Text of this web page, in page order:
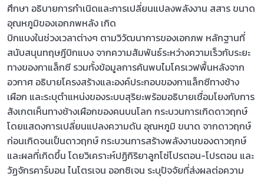
ศึกษา อธิบายการกำเนิดและการเปลี่ยนแปลงพลังงาน สสาร ขนาด
อุณหภูมิของเอกภพหลัง เกิด
บิกแบงในช่วงเวลาต่างๆ ตามวิวัฒนาการของเอกภพ หลักฐานที่
สนับสนุนทฤษฎีบิกแบง จากความสัมพันธ์ระหว่างความเร็วกับระยะ
ทางของกาแล็กซี รวมทั้งข้อมูลการค้นพบไมโครเวฟพื้นหลังจาก
อวกาศ อธิบายโครงสร้างและองค์ประกอบของกาแล็กซีทางช้าง
เผือก และระบุตำแหน่งของระบบสุริยะพร้อมอธิบายเชื่อมโยงกับการ
สังเกตเห็นทางช้างเผือกของคนบนโลก กระบวนการเกิดดาวฤกษ์
โดยแสดงการเปลี่ยนแปลงความดัน อุณหภูมิ ขนาด จากดาวฤกษ์
ก่อนเกิดจนเป็นดาวฤกษ์ กระบวนการสร้างพลังงานของดาวฤกษ์
และผลที่เกิดขึ้น โดยวิเคราะห์ปฏิกิริยาลูกโซ่โปรตอน-โปรตอน และ
วัฏจักรคาร์บอน ไนโตรเจน ออกซิเจน ระบุปัจจัยที่ส่งผลต่อความ